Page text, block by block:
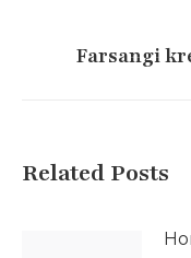
Farsangi
Related Posts